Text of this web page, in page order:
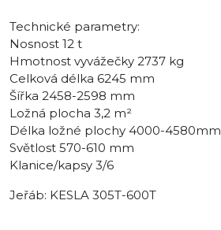
Technické parametry:
Nosnost 12 t
Hmotnost vyvážečky 2737 kg
Celková délka 6245 mm
Šířka 2458-2598 mm
Ložná plocha 3,2 m²
Délka ložné plochy 4000-4580mm
Světlost 570-610 mm
Klanice/kapsy 3/6
Jeřáb: KESLA 305T-600T